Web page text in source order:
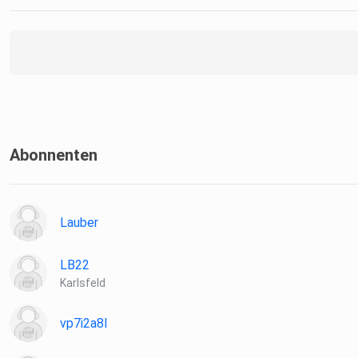
Abonnenten
Lauber
LB22
Karlsfeld
vp7i2a8l